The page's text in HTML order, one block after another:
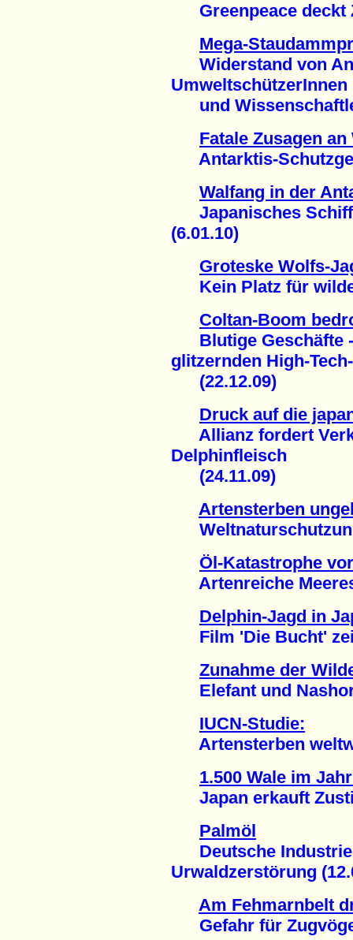
Greenpeace deckt
Mega-
Widerstand von
UmweltschützerInnen
und
Fatale Zusagen
Antarktis-
Walfang in der
Japanisches Schiff
(6.01.10)
Groteske Wolfs-
Kein Platz für wilde
Coltan-Boom
Blutige Geschäfte -
glitzernden High-
(22.12.09)
Druck auf die
Allianz fordert
Delphinfleisch
(24.11.09)
Artensterben
Öl-Katastrophe
Artenreiche
Delphin-Jagd in
Film 'Die Bucht'
Zunahme der
Elefant und
IUCN-Studie:
Artensterben
1.500 Wale im
Japan erkauft
Palmöl
Deutsche Industrie
Urwaldzerstörung
Am Fehmarnbelt
Gefahr für